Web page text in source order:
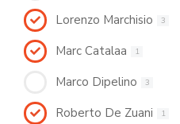
Lorenzo Marchisio 3
Marc Catalaa 1
Marco Dipelino 3
Roberto De Zuani 1